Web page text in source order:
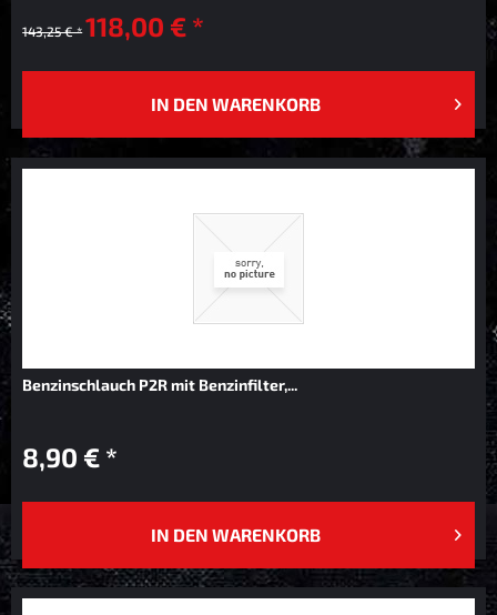
143,25 € * 118,00 € *
IN DEN WARENKORB
Benzinschlauch P2R mit Benzinfilter,...
8,90 € *
IN DEN WARENKORB